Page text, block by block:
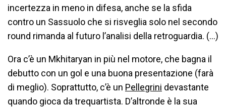
incertezza in meno in difesa, anche se la sfida
contro un Sassuolo che si risveglia solo nel secondo
round rimanda al futuro l’analisi della retroguardia. (…)
Ora c’è un Mkhitaryan in più nel motore, che bagna il
debutto con un gol e una buona presentazione (farà
di meglio). Soprattutto, c’è un Pellegrini devastante
quando gioca da trequartista. D’altronde è la sua